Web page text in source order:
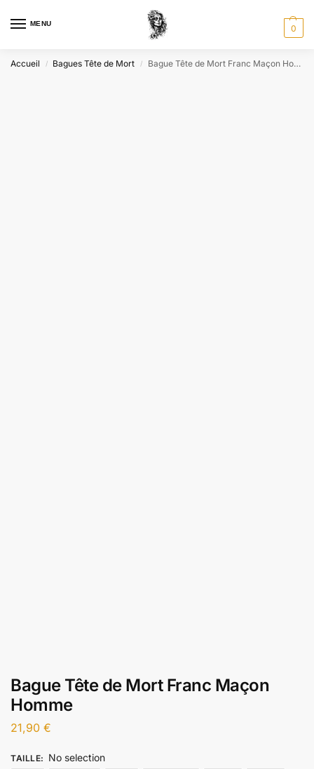
MENU 0
Accueil / Bagues Tête de Mort / Bague Tête de Mort Franc Maçon Homme
Bague Tête de Mort Franc Maçon
Homme
21,90 €
TAILLE: No selection